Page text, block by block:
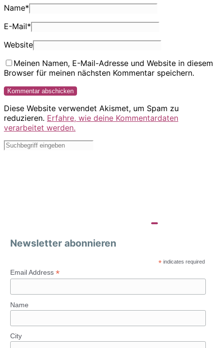
Name*
E-Mail*
Website
Meinen Namen, E-Mail-Adresse und Website in diesem
Browser für meinen nächsten Kommentar speichern.
Diese Website verwendet Akismet, um Spam zu
reduzieren. Erfahre, wie deine Kommentardaten
verarbeitet werden.
Newsletter abonnieren
* indicates required
Email Address *
Name
City